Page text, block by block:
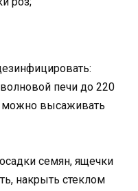
печи до 220
можно высаживать
семян, ящечки
накрыть стеклом